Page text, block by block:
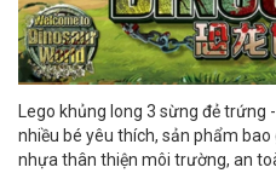
Lego khủng long 3 sừng đẻ trứng
nhiều bé yêu thích, sản phẩm
nhựa thân thiện môi trường, an